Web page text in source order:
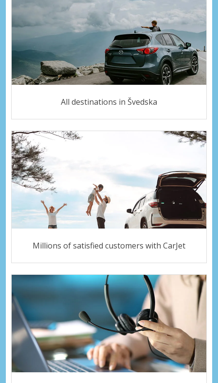
All destinations in Švedska
Millions of satisfied customers with CarJet